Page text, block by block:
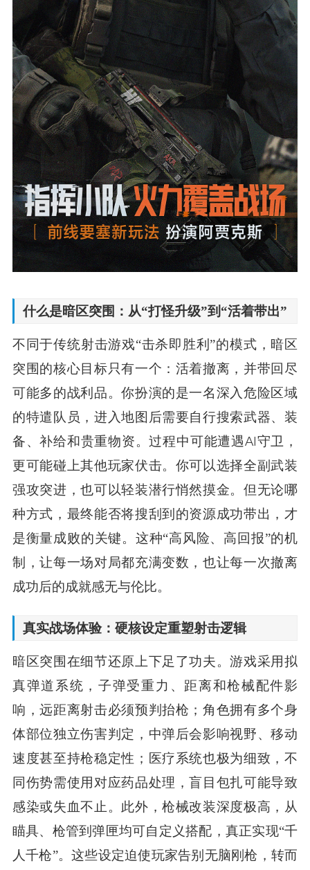
什么是暗区突围：从“打怪升级”到“活着带出”
不同于传统射击游戏“击杀即胜利”的模式，暗区
突围的核心目标只有一个：活着撤离，并带回尽
可能多的战利品。你扮演的是一名深入危险区域
的特遣队员，进入地图后需要自行搜索武器、装
备、补给和贵重物资。过程中可能遭遇AI守卫，
更可能碰上其他玩家伏击。你可以选择全副武装
强攻突进，也可以轻装潜行悄然摸金。但无论哪
种方式，最终能否将搜刮到的资源成功带出，才
是衡量成败的关键。这种“高风险、高回报”的机
制，让每一场对局都充满变数，也让每一次撤离
成功后的成就感无与伦比。
真实战场体验：硬核设定重塑射击逻辑
暗区突围在细节还原上下足了功夫。游戏采用拟
真弹道系统，子弹受重力、距离和枪械配件影
响，远距离射击必须预判抬枪；角色拥有多个身
体部位独立伤害判定，中弹后会影响视野、移动
速度甚至持枪稳定性；医疗系统也极为细致，不
同伤势需使用对应药品处理，盲目包扎可能导致
感染或失血不止。此外，枪械改装深度极高，从
瞄具、枪管到弹匣均可自定义搭配，真正实现“千
人千枪”。这些设定迫使玩家告别无脑刚枪，转而